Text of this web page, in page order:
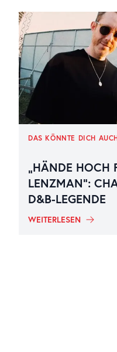
DAS KÖNNTE DICH
„HÄNDE HOCH
LENZMAN“:
D&B-LEGENDE
WEITERLESEN